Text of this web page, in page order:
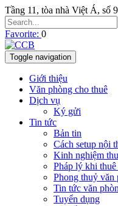
Tầng 11, tòa nhà Việt Á, số
Favorite: 0
Toggle navigation
Giới thiệu
Văn phòng cho thuê
Dịch vụ
Ký gửi
Tin tức
Bản tin
Cách setup nội
Kinh nghiệm
Pháp lý khi
Phong thuỷ văn
Tin tức văn
Tuyển dụng